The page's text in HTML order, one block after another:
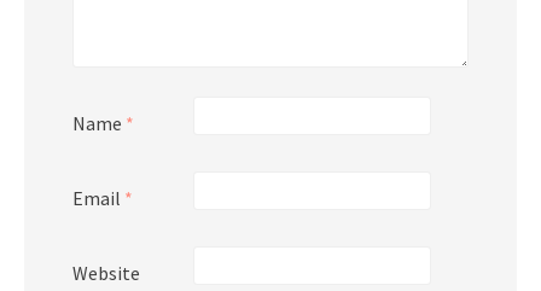
Name *
Email *
Website